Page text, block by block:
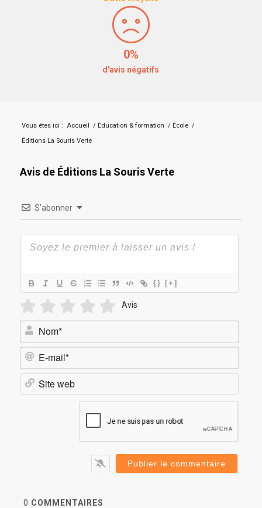
0%
d'avis négatifs
Vous êtes ici : Accueil / Éducation & formation / École /
Éditions La Souris Verte
Avis de Éditions La Souris Verte
S’abonner
{} [+]
Avis
Nom*
E-
0 COMMENTAIRES